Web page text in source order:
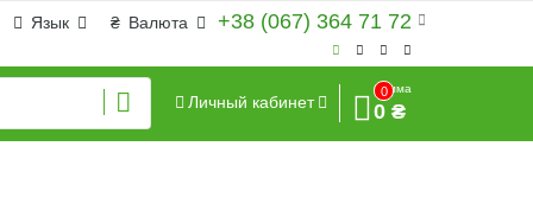
+38 (067) 364 71 72
₴ Валюта
Язык
Личный кабинет
0
Сумма
0 ₴